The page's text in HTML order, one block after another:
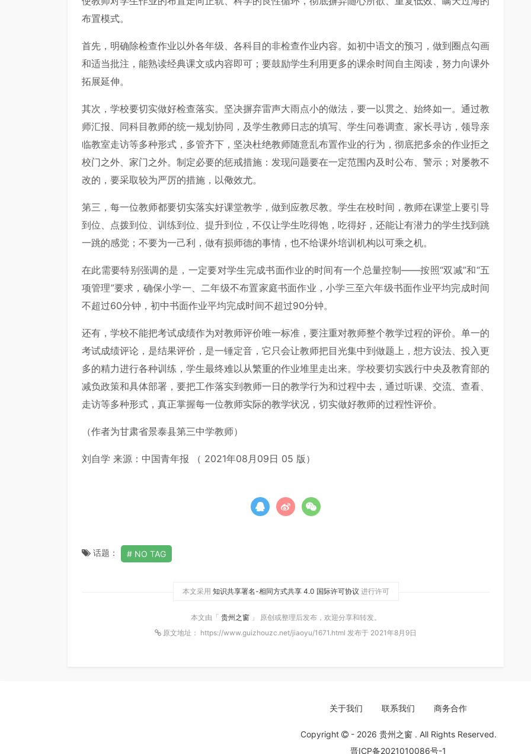
布置模式。
首先，明确除检查作业以外各年级、各科目的非检查作业内容。如初中语文的预习，做到圈点勾画
和适当批注，能熟读经典课文或内容即可；要鼓励学生利用更多的课余时间自主阅读，努力向课外
拓展延伸。
其次，学校要切实做好检查落实。坚决摒弃雷声大雨点小的做法，要一以贯之、始终如一。通过教
师汇报、同科目教师的统一规划协同，及学生教师日志的填写、学生问卷调查、家长寻访，领导亲
临教室走访等多种形式，多管齐下，坚决杜绝教师随意乱布置作业的行为，彻底把多余的作业拒之
校门之外、家门之外。制定必要的惩戒措施：发现问题要在一定范围内及时公布、警示；对屡教不
改的，要采取较为严厉的措施，以儆效尤。
第三，每一位教师都要切实落实好课堂教学，做到应教尽教。学生在校时间，教师在课堂上要引导
到位、点拨到位、训练到位、提升到位，不仅让学生吃得饱，吃得好，还能让有潜力的学生找到跳
一跳的感觉；不要为一己利，做有损师德的事情，也不给课外培训机构以可乘之机。
在此需要特别强调的是，一定要对学生完成书面作业的时间有一个总量控制——按照“双减”和“五
项管理”要求，确保小学一、二年级不布置家庭书面作业，小学三至六年级书面作业平均完成时间
不超过60分钟，初中书面作业平均完成时间不超过90分钟。
还有，学校不能把考试成绩作为对教师评价唯一标准，要注重对教师整个教学过程的评价。单一的
考试成绩评论，是结果评价，是一锤定音，它只会让教师把目光集中到做题上，想方设法、投入更
多的精力进行各种训练，学生最终难以从繁重的作业堆里走出来。学校要切实践行中央及教育部的
减负政策和具体部署，要把工作落实到教师一日的教学行为和过程中去，通过听课、交流、查看、
走访等多种形式，真正掌握每一位教师实际的教学状况，切实做好教师的过程性评价。
（作者为甘肃省景泰县第三中学教师）
刘自学 来源：中国青年报 （ 2021年08月09日 05 版）
话题： NO TAG
本文采用 知识共享署名-相同方式共享 4.0 国际许可协议 进行许可
本文由「 贵州之窗 」 原创或整理后发布，欢迎分享和转发。
原文地址： https://www.guizhouzc.net/jiaoyu/1671.html 发布于 2021年8月9日
关于我们 联系我们 商务合作
Copyright - 2026 贵州之窗 . All Rights Reserved.
晋ICP备2021010086号-1